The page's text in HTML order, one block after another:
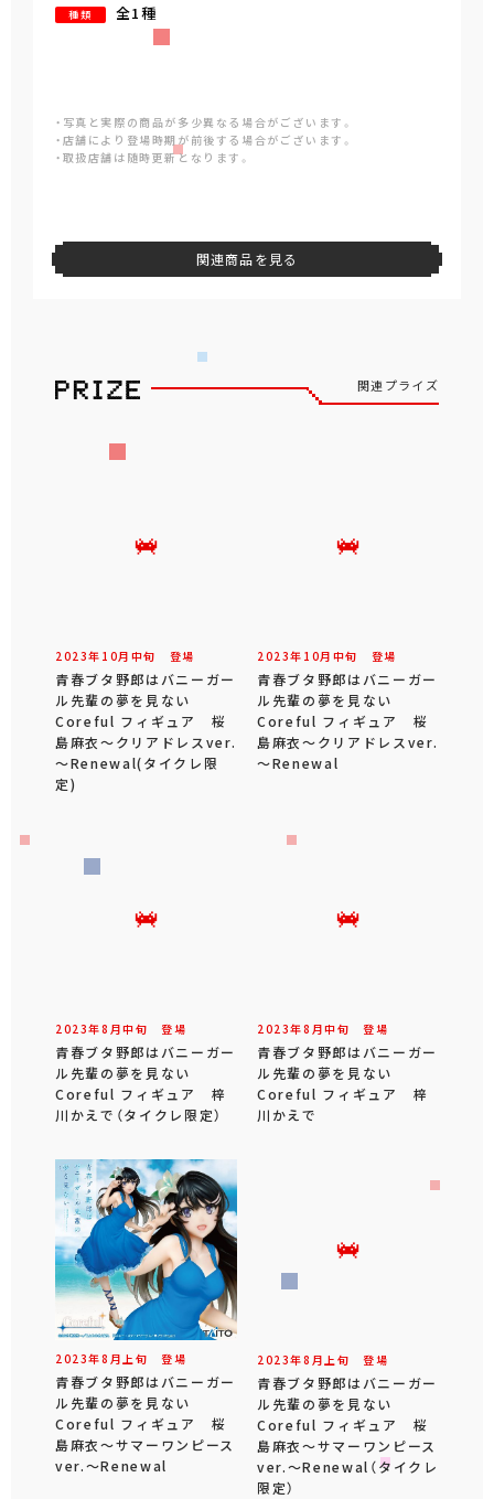
種類 全1種
・写真と実際の商品が多少異なる場合がございます。
・店舗により登場時期が前後する場合がございます。
・取扱店舗は随時更新となります。
関連商品を見る
関連プライズ
2023年 10月 中旬 登場
青春ブタ野郎はバニーガー
ル先輩の夢を見ない
Coreful フィギュア 桜
島麻衣～クリアドレスver.
～Renewal(タイクレ限
定)
2023年 10月 中旬 登場
青春ブタ野郎はバニーガー
ル先輩の夢を見ない
Coreful フィギュア 桜
島麻衣～クリアドレスver.
～Renewal
2023年8 月中旬 登場
青春ブタ野郎はバニーガー
ル先輩の夢を見ない
Coreful フィギュア 梓
川かえで（タイクレ限定）
2023年8 月中旬 登場
青春ブタ野郎はバニーガー
ル先輩の夢を見ない
Coreful フィギュア 梓
川かえで
2023年8 月上旬 登場
青春ブタ野郎はバニーガー
ル先輩の夢を見ない
Coreful フィギュア 桜
島麻衣～サマーワンピース
ver.～Renewal
2023年8 月 上旬 登場
青春ブタ野郎はバニーガー
ル先輩の夢を見ない
Coreful フィギュア 桜
島麻衣～サマーワンピース
ver.～Renewal（タイクレ
限定）